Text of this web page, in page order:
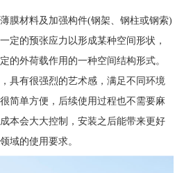
膜材料及加强构件(钢架、钢柱或钢索)
定的预张应力以形成某种空间形状，
的外荷载作用的一种空间结构形式。
具有很强烈的艺术感，满足不同环境
简单方便，后续使用过程也不需要麻
本会大大控制，安装之后能带来更好
域的使用要求。